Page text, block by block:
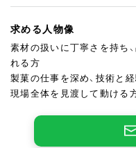
求める人物像
素材の扱いに丁寧さを持ち
れる方
製菓の仕事を深め、技術と
現場全体を見渡して動ける